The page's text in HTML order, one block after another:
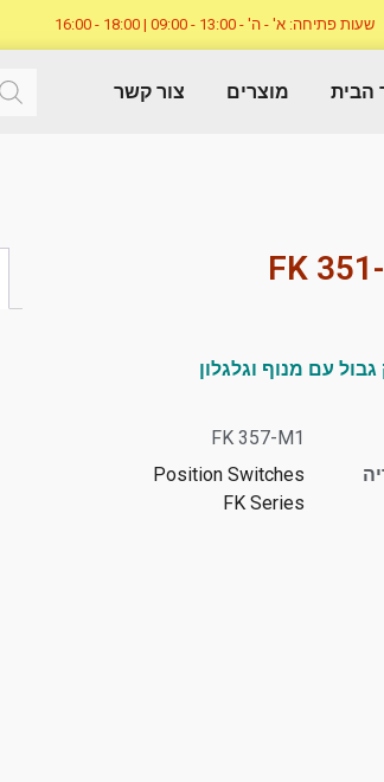
שעות פתיחה: א' - ה' - 13:00 - 09:00 | 18:00 - 16:00
הבית מוצרים צור קשר
FK
עם מנוף וגלגלון
FK 357-M1
Position Switches
FK Series